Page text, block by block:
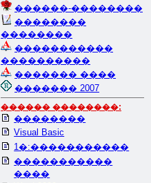
������-��������
��������
��������
�����������
����������
������� ����
������� 2007
������ ��������:
��������
Visual Basic
1�:�����������
�����������
����